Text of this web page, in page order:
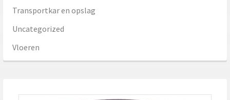
Transportkar en opslag
Uncategorized
Vloeren